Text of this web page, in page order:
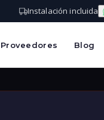
Instalación incluida
Proveedores Blog